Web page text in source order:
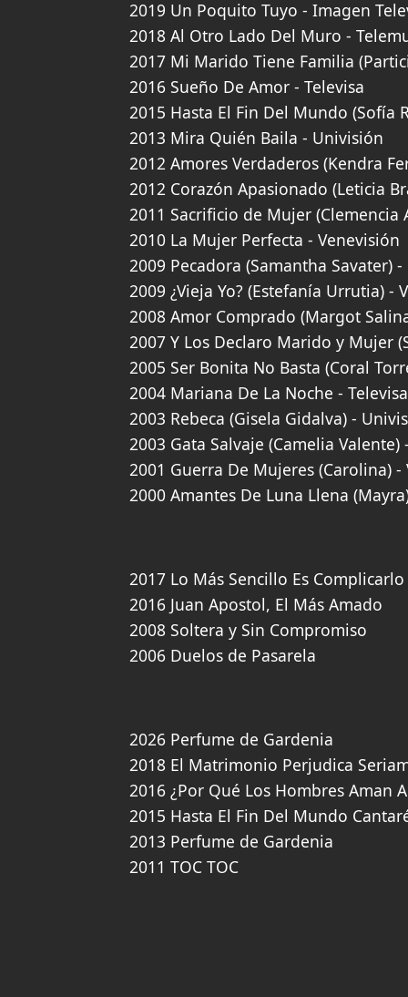
2019 Un Poquito Tuyo - Imagen
2018 Al Otro Lado Del Muro -
2017 Mi Marido Tiene Familia
2016 Sueño De Amor - Televisa
2015 Hasta El Fin Del Mundo (Sofía
2013 Mira Quién Baila - Univisión
2012 Amores Verdaderos (Kendra
2012 Corazón Apasionado (Leticia
2011 Sacrificio de Mujer
2010 La Mujer Perfecta - Venevisión
2009 Pecadora (Samantha Savater)
2009 ¿Vieja Yo? (Estefanía Urrutia) -
2008 Amor Comprado (Margot
2007 Y Los Declaro Marido y Mujer
2005 Ser Bonita No Basta (Coral
2004 Mariana De La Noche - Televisa
2003 Rebeca (Gisela Gidalva) -
2003 Gata Salvaje (Camelia Valente)
2001 Guerra De Mujeres (Carolina) -
2000 Amantes De Luna Llena
2017 Lo Más Sencillo Es
2016 Juan Apostol, El Más Amado
2008 Soltera y Sin Compromiso
2006 Duelos de Pasarela
2026 Perfume de Gardenia
2018 El Matrimonio Perjudica
2016 ¿Por Qué Los Hombres Aman
2015 Hasta El Fin Del Mundo
2013 Perfume de Gardenia
2011 TOC TOC